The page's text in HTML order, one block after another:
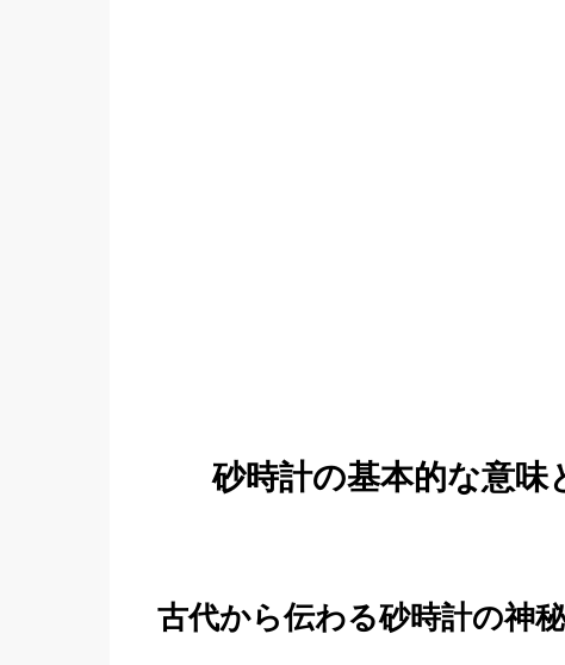
砂時計の基本的な意
古代から伝わる砂時計の神